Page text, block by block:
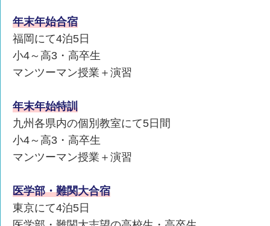
年末年始合宿
福岡にて4泊5日
小4～高3・高卒生
マンツーマン授業＋演習
年末年始特訓
九州各県内の個別教室にて5日間
小4～高3・高卒生
マンツーマン授業＋演習
医学部・難関大合宿
東京にて4泊5日